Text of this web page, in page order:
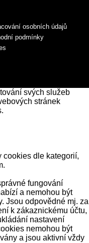
osobních údajů
podmínky
svých služeb
stránek
cookies dle kategorií,
fungování
a nemohou být
Jsou odpovědné mj. za
k zákaznickému účtu,
nastavení
nemohou být
a jsou aktivní vždy